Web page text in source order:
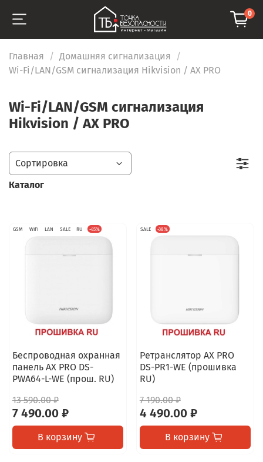
0
Главная
Домашняя сигнализация
Wi-Fi/LAN/GSM сигнализация Hikvision / AX PRO
Wi-Fi/LAN/GSM сигнализация
Hikvision / AX PRO
GSM WiFi LAN SALE RU -45%
Беспроводная охранная
панель AX PRO DS-
PWA64-L-WE (прош. RU)
13 590.00 ₽
7 490.00 ₽
В корзину
SALE -38%
Ретранслятор AX PRO
DS-PR1-WE (прошивка
RU)
7 190.00 ₽
4 490.00 ₽
В корзину
Каталог